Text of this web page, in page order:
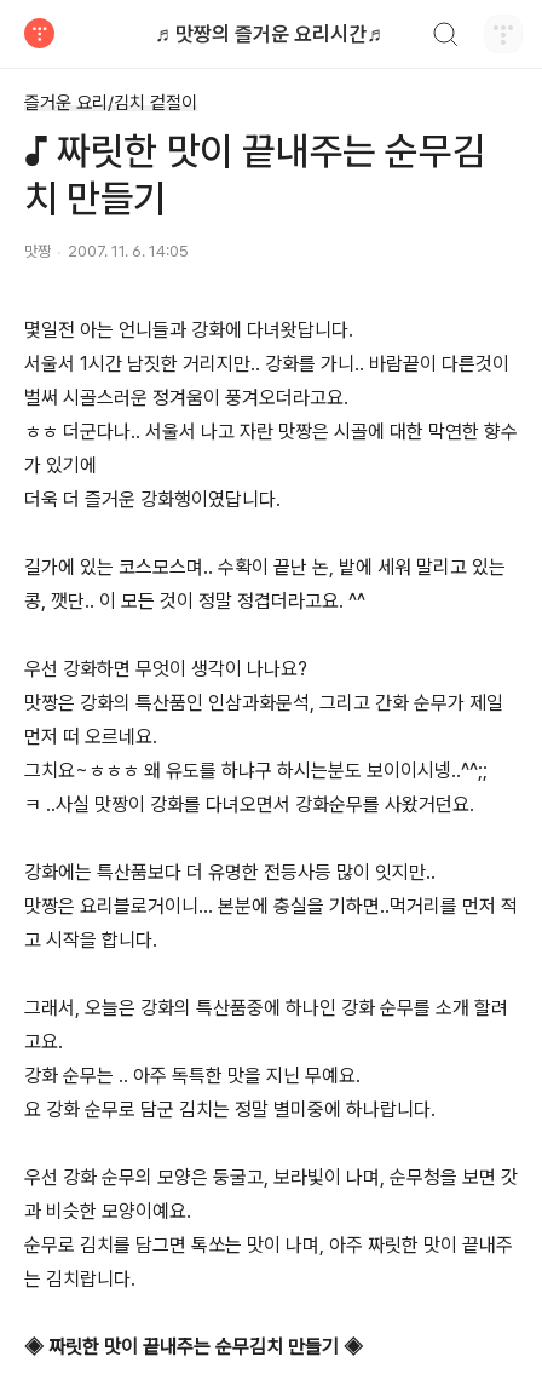
♬맛짱의 즐거운 요리시간♬
즐거운 요리/김치 겉절이
♪ 짜릿한 맛이 끝내주는 순무김
치 만들기
맛짱 2007. 11. 6. 14:05
몇일전 아는 언니들과 강화에 다녀왓답니다.
서울서 1시간 남짓한 거리지만.. 강화를 가니.. 바람끝이 다른것이
벌써 시골스러운 정겨움이 풍겨오더라고요.
ㅎㅎ 더군다나.. 서울서 나고 자란 맛짱은 시골에 대한 막연한 향수
가 있기에
더욱 더 즐거운 강화행이였답니다.
길가에 있는 코스모스며.. 수확이 끝난 논, 밭에 세워 말리고 있는
콩, 깻단.. 이 모든 것이 정말 정겹더라고요. ^^
우선 강화하면 무엇이 생각이 나나요?
맛짱은 강화의 특산품인 인삼과화문석, 그리고 간화 순무가 제일
먼저 떠 오르네요.
그치요~ㅎㅎㅎ 왜 유도를 하냐구 하시는분도 보이이시넹..^^;;
ㅋ ..사실 맛짱이 강화를 다녀오면서 강화순무를 사왔거던요.
강화에는 특산품보다 더 유명한 전등사등 많이 잇지만..
맛짱은 요리블로거이니... 본분에 충실을 기하면..먹거리를 먼저 적
고 시작을 합니다.
그래서, 오늘은 강화의 특산품중에 하나인 강화 순무를 소개 할려
고요.
강화 순무는 .. 아주 독특한 맛을 지닌 무예요.
요 강화 순무로 담군 김치는 정말 별미중에 하나랍니다.
우선 강화 순무의 모양은 둥굴고, 보라빛이 나며, 순무청을 보면 갓
과 비슷한 모양이예요.
순무로 김치를 담그면 톡쏘는 맛이 나며, 아주 짜릿한 맛이 끝내주
는 김치랍니다.
◈ 짜릿한 맛이 끝내주는 순무김치 만들기 ◈